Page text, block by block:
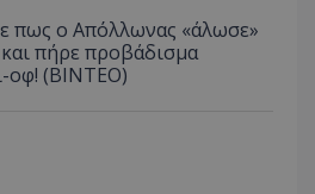
πως ο Απόλλωνας «άλωσε»
πήρε προβάδισμα
οφ! (ΒΙΝΤΕΟ)